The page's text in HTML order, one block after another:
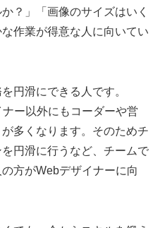
？」「画像のサイズはいく
作業が得意な人に向いてい
円滑にできる人です。
ー以外にもコーダーや営
多くなります。そのためチ
円滑に行うなど、チームで
方がWebデザイナーに向